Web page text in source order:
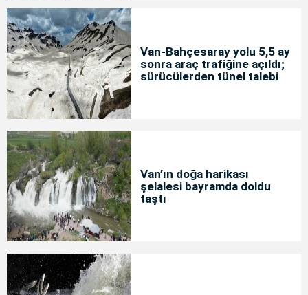
Van-Bahçesaray yolu 5,5 ay
sonra araç trafiğine açıldı;
sürücülerden tünel talebi
Van’ın doğa harikası
şelalesi bayramda doldu
taştı